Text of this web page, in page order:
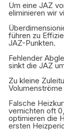
Um eine JAZ
eliminieren wir
führen zu
JAZ-Punkten.
Fehlender
sinkt die JAZ
Zu kleine
Falsche
vernichten oft
optimieren die
ersten